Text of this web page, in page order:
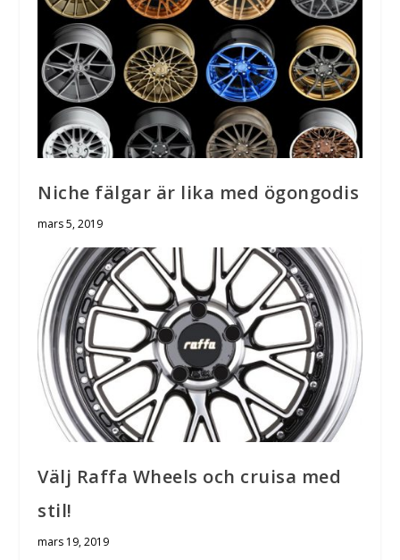
Niche fälgar är lika med ögongodis
mars 5, 2019
Välj Raffa Wheels och cruisa med
stil!
mars 19, 2019